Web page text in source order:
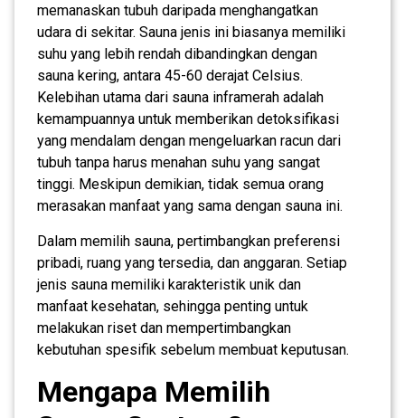
memanaskan tubuh daripada menghangatkan
udara di sekitar. Sauna jenis ini biasanya memiliki
suhu yang lebih rendah dibandingkan dengan
sauna kering, antara 45-60 derajat Celsius.
Kelebihan utama dari sauna inframerah adalah
kemampuannya untuk memberikan detoksifikasi
yang mendalam dengan mengeluarkan racun dari
tubuh tanpa harus menahan suhu yang sangat
tinggi. Meskipun demikian, tidak semua orang
merasakan manfaat yang sama dengan sauna ini.
Dalam memilih sauna, pertimbangkan preferensi
pribadi, ruang yang tersedia, dan anggaran. Setiap
jenis sauna memiliki karakteristik unik dan
manfaat kesehatan, sehingga penting untuk
melakukan riset dan mempertimbangkan
kebutuhan spesifik sebelum membuat keputusan.
Mengapa Memilih